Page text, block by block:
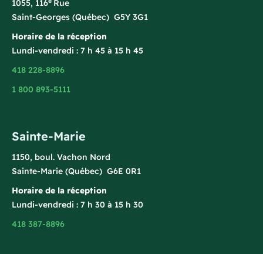
1055, 116 Rue
Saint-Georges (Québec) G5Y 3G1
Horaire de la réception
Lundi-vendredi : 7 h 45 à 15 h 45
418 228-8896
1 800 893-5111
Sainte-Marie
1150, boul. Vachon Nord
Sainte-Marie (Québec) G6E 0R1
Horaire de la réception
Lundi-vendredi : 7 h 30 à 15 h 30
418 387-8896